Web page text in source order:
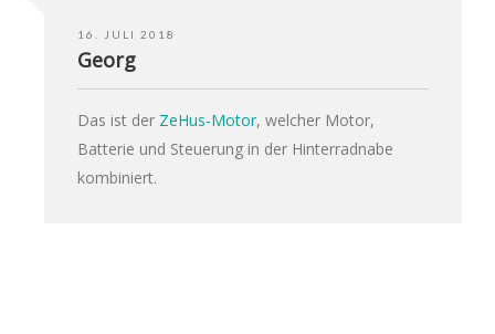
16. JULI 2018
Georg
Das ist der ZeHus-Motor, welcher Motor,
Batterie und Steuerung in der Hinterradnabe
kombiniert.